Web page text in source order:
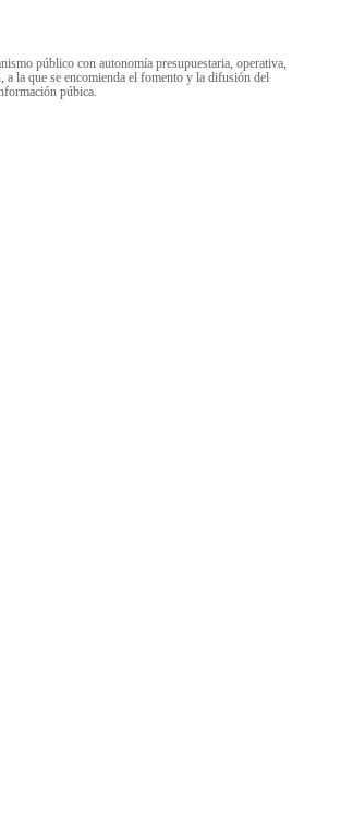
público con autonomía presupuestaria, operativa,
a la que se encomienda el fomento y la difusión del
púbica.